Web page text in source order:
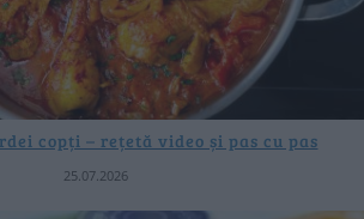
copți – rețetă video și pas cu pas
25.07.2026